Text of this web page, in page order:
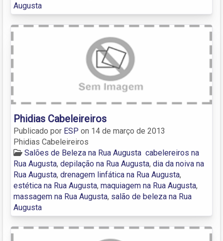
Augusta
Phidias Cabeleireiros
Publicado por ESP on 14 de março de 2013
Phidias Cabeleireiros
Salões de Beleza na Rua Augusta cabelereiros na
Rua Augusta, depilação na Rua Augusta, dia da noiva na
Rua Augusta, drenagem linfática na Rua Augusta,
estética na Rua Augusta, maquiagem na Rua Augusta,
massagem na Rua Augusta, salão de beleza na Rua
Augusta